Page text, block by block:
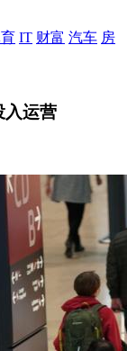
IT 财富 汽车 房
入运营